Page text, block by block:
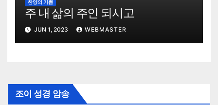
찬양의 기쁨
주 내 삶의 주인 되시고
JUN 1, 2023 WEBMASTER
조이 성경 암송